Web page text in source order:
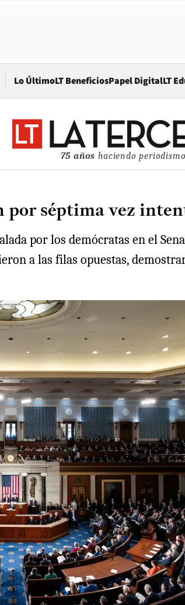
Lo ÚltimoLT BeneficiosPapel DigitalLT
75 años haciendo periodismo
por séptima vez
por los demócratas en el
a las filas opuestas,